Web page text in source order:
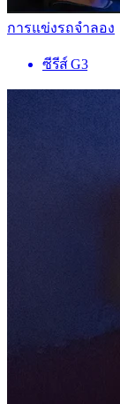
การแข่งรถจำลอง
ซีรีส์ G3